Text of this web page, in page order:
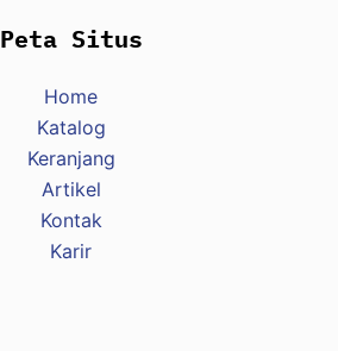
Peta Situs
Home
Katalog
Keranjang
Artikel
Kontak
Karir